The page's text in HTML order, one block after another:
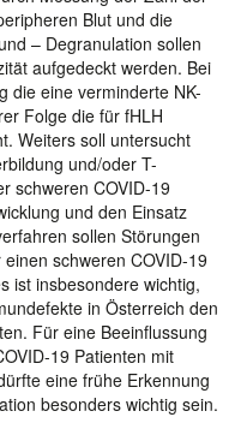
Blut und die
– Degranulation sollen
aufgedeckt werden. Bei
die eine verminderte NK-
Folge die für fHLH
Weiters soll untersucht
und/oder T-
schweren COVID-19
und den Einsatz
sollen Störungen
schweren COVID-19
ist insbesondere wichtig,
in Österreich den
Für eine Beeinflussung
19 Patienten mit
eine frühe Erkennung
besonders wichtig sein.